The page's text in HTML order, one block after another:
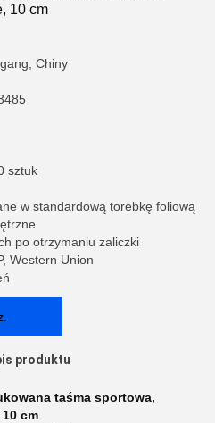
10 cm
Chiny
sztuk
w standardową torebkę foliową
po otrzymaniu zaliczki
Western Union
produktu
taśma sportowa,
cm